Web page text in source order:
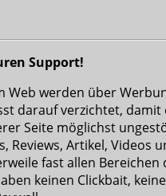
Support!
Web werden über
darauf verzichtet, damit
Seite möglichst
Reviews, Artikel, Videos
fast allen Bereichen
keinen Clickbait,